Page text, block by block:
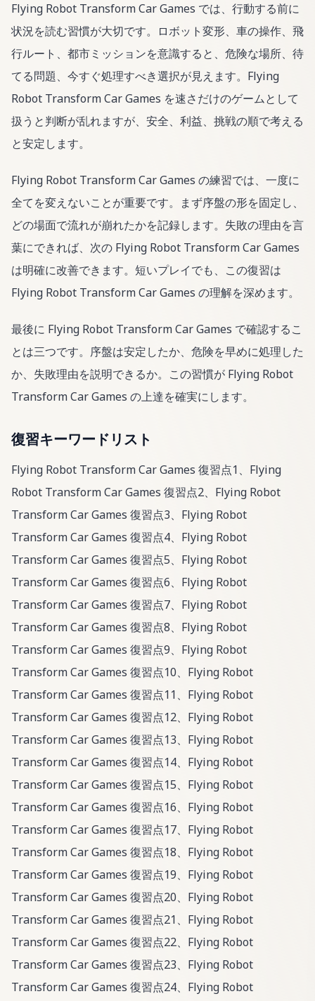
Flying Robot Transform Car Games では、行動する前に
状況を読む習慣が大切です。ロボット変形、車の操作、飛
行ルート、都市ミッションを意識すると、危険な場所、待
てる問題、今すぐ処理すべき選択が見えます。Flying
Robot Transform Car Games を速さだけのゲームとして
扱うと判断が乱れますが、安全、利益、挑戦の順で考える
と安定します。
Flying Robot Transform Car Games の練習では、一度に
全てを変えないことが重要です。まず序盤の形を固定し、
どの場面で流れが崩れたかを記録します。失敗の理由を言
葉にできれば、次の Flying Robot Transform Car Games
は明確に改善できます。短いプレイでも、この復習は
Flying Robot Transform Car Games の理解を深めます。
最後に Flying Robot Transform Car Games で確認するこ
とは三つです。序盤は安定したか、危険を早めに処理した
か、失敗理由を説明できるか。この習慣が Flying Robot
Transform Car Games の上達を確実にします。
復習キーワードリスト
Flying Robot Transform Car Games 復習点1、Flying
Robot Transform Car Games 復習点2、Flying Robot
Transform Car Games 復習点3、Flying Robot
Transform Car Games 復習点4、Flying Robot
Transform Car Games 復習点5、Flying Robot
Transform Car Games 復習点6、Flying Robot
Transform Car Games 復習点7、Flying Robot
Transform Car Games 復習点8、Flying Robot
Transform Car Games 復習点9、Flying Robot
Transform Car Games 復習点10、Flying Robot
Transform Car Games 復習点11、Flying Robot
Transform Car Games 復習点12、Flying Robot
Transform Car Games 復習点13、Flying Robot
Transform Car Games 復習点14、Flying Robot
Transform Car Games 復習点15、Flying Robot
Transform Car Games 復習点16、Flying Robot
Transform Car Games 復習点17、Flying Robot
Transform Car Games 復習点18、Flying Robot
Transform Car Games 復習点19、Flying Robot
Transform Car Games 復習点20、Flying Robot
Transform Car Games 復習点21、Flying Robot
Transform Car Games 復習点22、Flying Robot
Transform Car Games 復習点23、Flying Robot
Transform Car Games 復習点24、Flying Robot